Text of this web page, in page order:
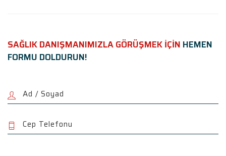
SAĞLIK DANIŞMANIMIZLA GÖRÜŞMEK İÇİN HEMEN
FORMU DOLDURUN!